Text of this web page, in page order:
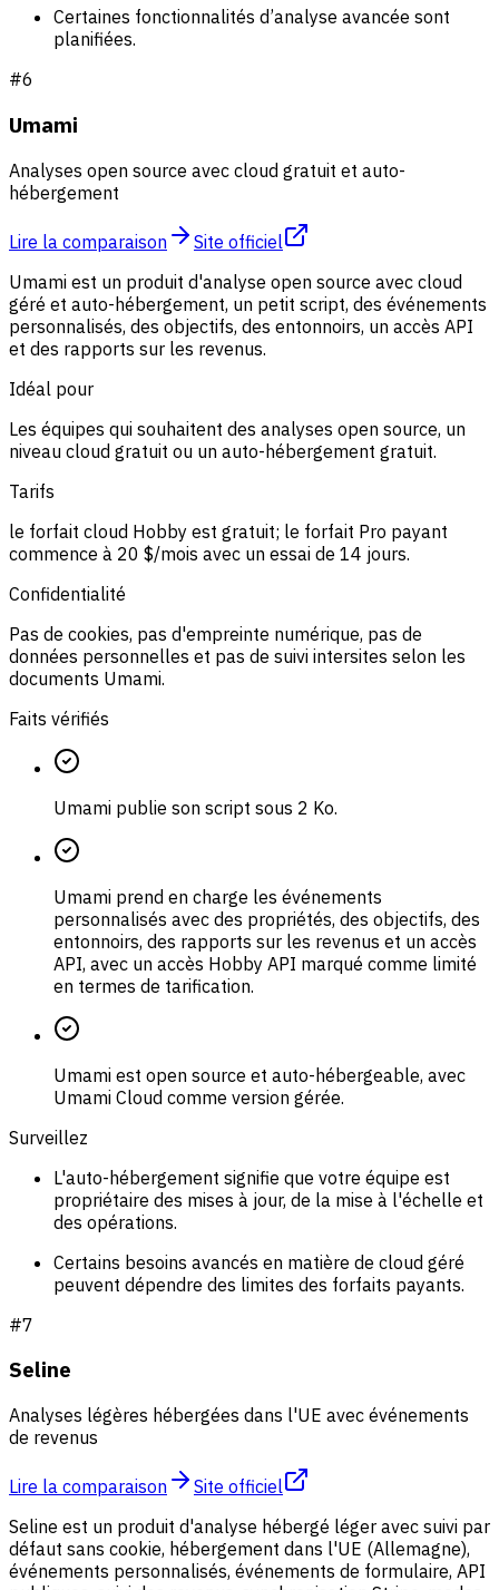
Certaines fonctionnalités d’analyse avancée sont
planifiées.
#6
Umami
Analyses open source avec cloud gratuit et auto-
hébergement
Lire la comparaison
Site officiel
Umami est un produit d'analyse open source avec cloud
géré et auto-hébergement, un petit script, des événements
personnalisés, des objectifs, des entonnoirs, un accès API
et des rapports sur les revenus.
Idéal pour
Les équipes qui souhaitent des analyses open source, un
niveau cloud gratuit ou un auto-hébergement gratuit.
Tarifs
le forfait cloud Hobby est gratuit; le forfait Pro payant
commence à 20 $/mois avec un essai de 14 jours.
Confidentialité
Pas de cookies, pas d'empreinte numérique, pas de
données personnelles et pas de suivi intersites selon les
documents Umami.
Faits vérifiés
Umami publie son script sous 2 Ko.
Umami prend en charge les événements
personnalisés avec des propriétés, des objectifs, des
entonnoirs, des rapports sur les revenus et un accès
API, avec un accès Hobby API marqué comme limité
en termes de tarification.
Umami est open source et auto-hébergeable, avec
Umami Cloud comme version gérée.
Surveillez
L'auto-hébergement signifie que votre équipe est
propriétaire des mises à jour, de la mise à l'échelle et
des opérations.
Certains besoins avancés en matière de cloud géré
peuvent dépendre des limites des forfaits payants.
#7
Seline
Analyses légères hébergées dans l'UE avec événements
de revenus
Lire la comparaison
Site officiel
Seline est un produit d'analyse hébergé léger avec suivi par
défaut sans cookie, hébergement dans l'UE (Allemagne),
événements personnalisés, événements de formulaire, API